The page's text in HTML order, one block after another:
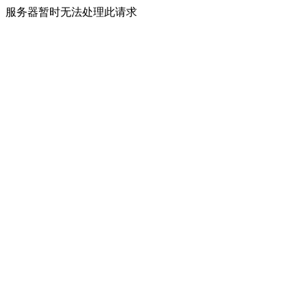
服务器暂时无法处理此请求